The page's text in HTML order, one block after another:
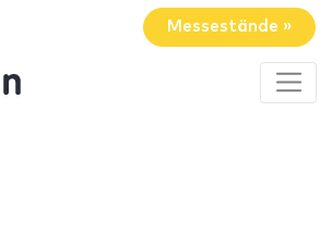
Messestände »